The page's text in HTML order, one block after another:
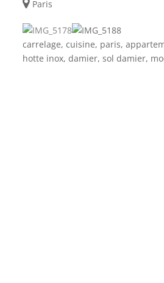
Paris
carrelage, cuisine, paris,
hotte inox, damier, sol damier,